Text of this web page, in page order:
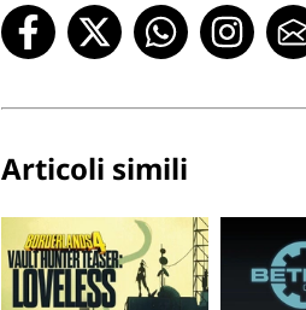
Articoli simili